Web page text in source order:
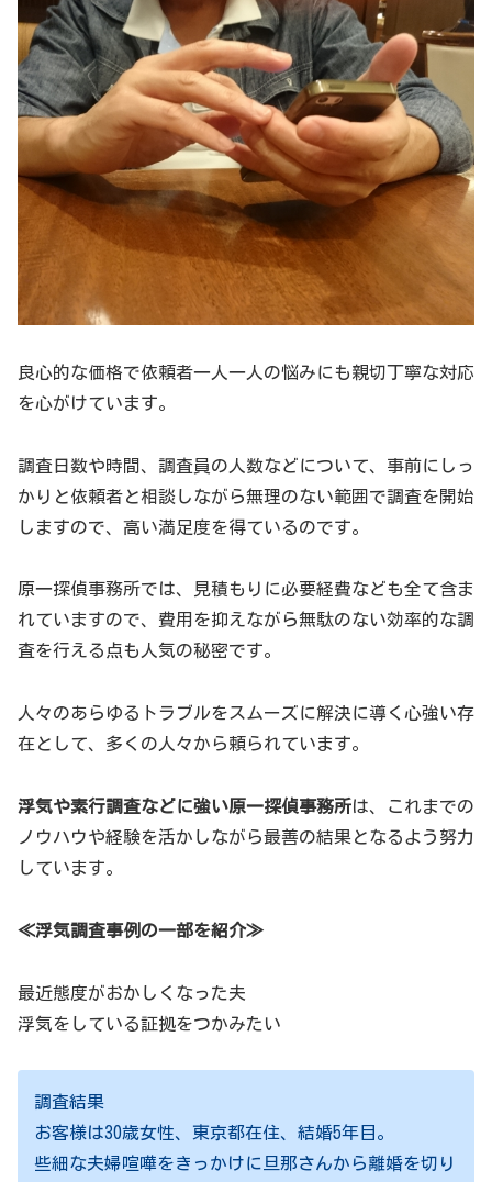
良心的な価格で依頼者一人一人の悩みにも親切丁寧な対応
を心がけています。
調査日数や時間、調査員の人数などについて、事前にしっ
かりと依頼者と相談しながら無理のない範囲で調査を開始
しますので、高い満足度を得ているのです。
原一探偵事務所では、見積もりに必要経費なども全て含ま
れていますので、費用を抑えながら無駄のない効率的な調
査を行える点も人気の秘密です。
人々のあらゆるトラブルをスムーズに解決に導く心強い存
在として、多くの人々から頼られています。
浮気や素行調査などに強い原一探偵事務所は、これまでの
ノウハウや経験を活かしながら最善の結果となるよう努力
しています。
≪浮気調査事例の一部を紹介≫
最近態度がおかしくなった夫
浮気をしている証拠をつかみたい
調査結果
お客様は30歳女性、東京都在住、結婚5年目。
些細な夫婦喧嘩をきっかけに旦那さんから離婚を切り